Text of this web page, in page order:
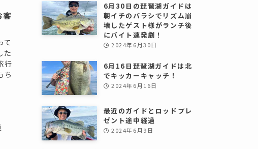
客
て
た
行
ち
6月30日の琵琶湖ガイドは
朝イチのバラシでリズム崩
壊したゲスト様がランチ後
にバイト連発劇！
2024年6月30日
6月16日琵琶湖ガイドは北
でキッカーキャッチ！
2024年6月16日
最近のガイドとロッドプレ
ゼント途中経過
2024年6月9日